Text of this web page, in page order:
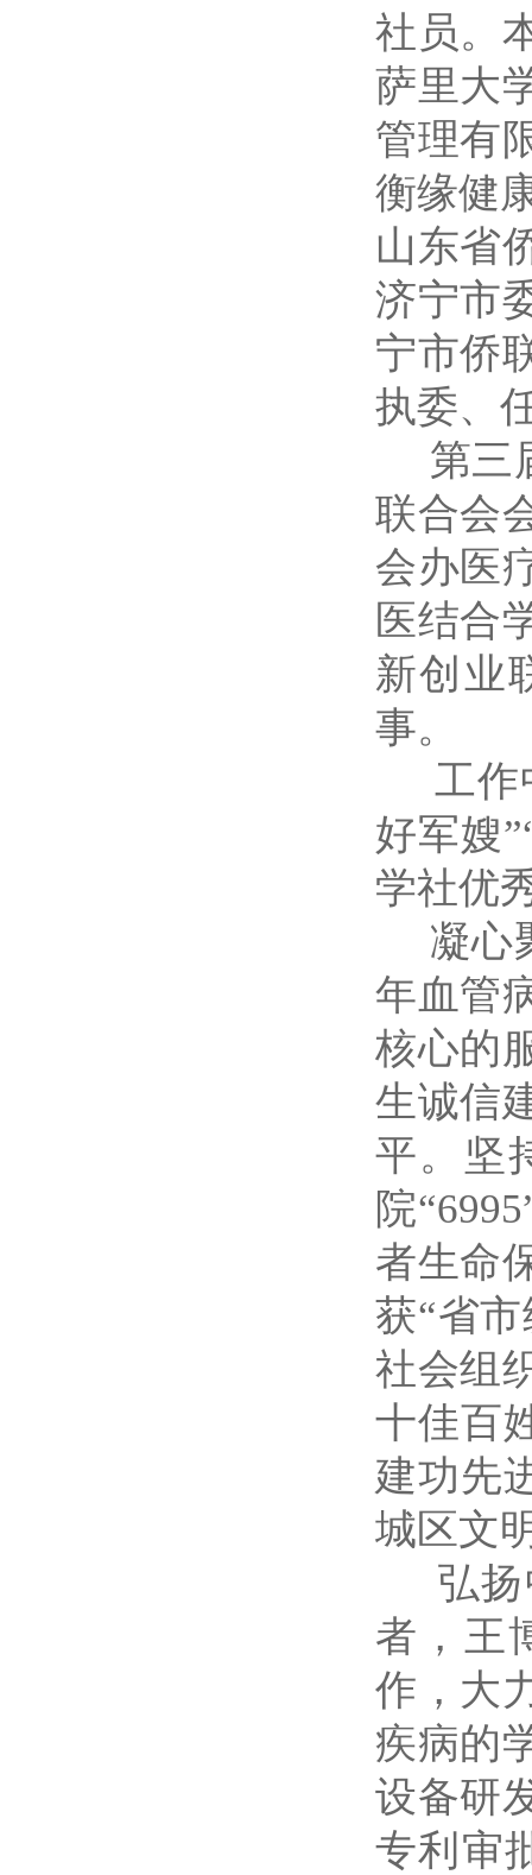
社员。
萨里大
管理有
衡缘健
山东省
济宁市
宁市侨
执委、
第三
联合会
会办医
医结合
新创业
事。
工作
好军嫂
学社优
凝心
年血管
核心的
生诚信
平。坚
院
者生命
获“省
社会组
十佳百
建功先
城区文
弘扬
者，王
作，大
疾病的
设备研
专利审